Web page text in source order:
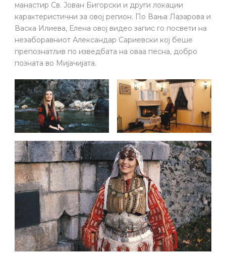
манастир Св. Јован Бигорски и други локации
карактеристични за овој регион. По Вања Лазарова и
Васка Илиева, Елена овој видео запис го посвети на
незаборавниот Александар Сариевски кој беше
препознатлив по изведбата на оваа песна, добро
позната во Мијачијата.